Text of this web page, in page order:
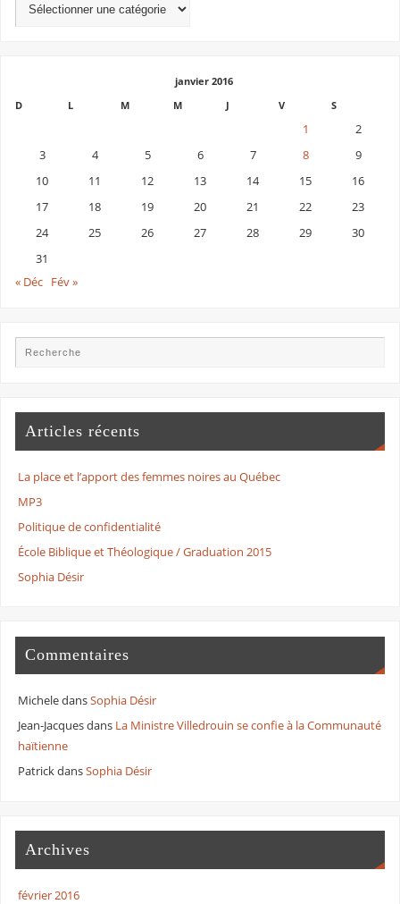
janvier 2016
D
L M M J V S
1
2
3
4 5 6 7 8
9
10
11 12 13 14 15
16
17
18 19 20 21 22
23
24
25 26 27 28 29
30
31
« Déc Fév »
Articles récents
La place et l’apport des femmes noires au Québec
MP3
Politique de confidentialité
École Biblique et Théologique / Graduation 2015
Sophia Désir
Commentaires
MicheledansSophia Désir
Jean-Jacquesdans La Ministre Villedrouin se confie à la Communauté
haïtienne
PatrickdansSophia Désir
Archives
février 2016